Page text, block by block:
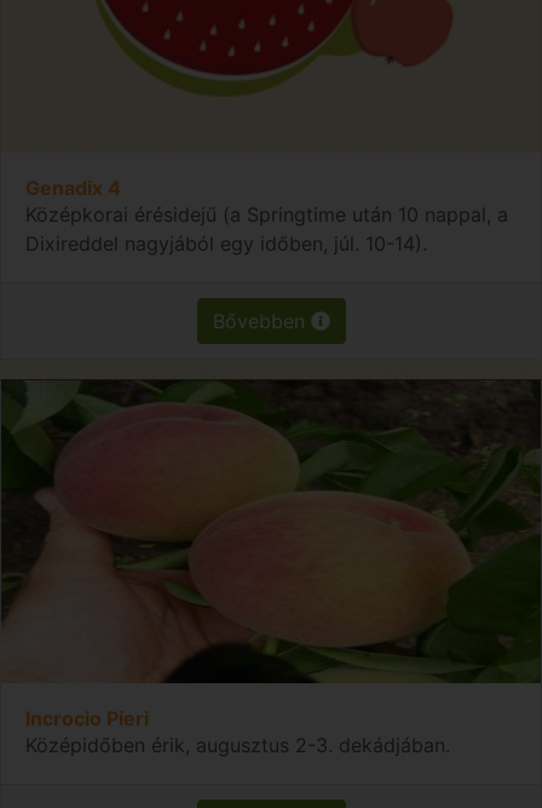
Genadix 4
Középkorai érésidejű (a Springtime után 10 nappal, a
Dixireddel nagyjából egy időben, júl. 10-14).
Bővebben
Incrocio Pieri
Középidőben érik, augusztus 2-3. dekádjában.